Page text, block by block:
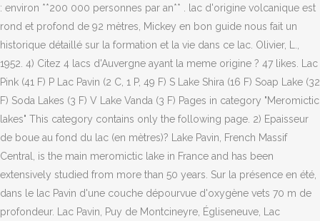
: environ **200 000 personnes par an** . lac d'origine volcanique est
rond et profond de 92 mètres, Mickey en bon guide nous fait un
historique détaillé sur la formation et la vie dans ce lac. Olivier, L.,
1952. 4) Citez 4 lacs d'Auvergne ayant la meme origine ? 47 likes. Lac
Pink‎ (41 F) P Lac Pavin‎ (2 C, 1 P, 49 F) S Lake Shira‎ (16 F) Soap Lake‎ (32
F) Soda Lakes‎ (3 F) V Lake Vanda‎ (3 F) Pages in category "Meromictic
lakes" This category contains only the following page. 2) Epaisseur
de boue au fond du lac (en mètres)? Lake Pavin, French Massif
Central, is the main meromictic lake in France and has been
extensively studied from more than 50 years. Sur la présence en été,
dans le lac Pavin d'une couche dépourvue d'oxygène vets 70 m de
profondeur. Lac Pavin, Puy de Montcineyre, Égliseneuve, Lac